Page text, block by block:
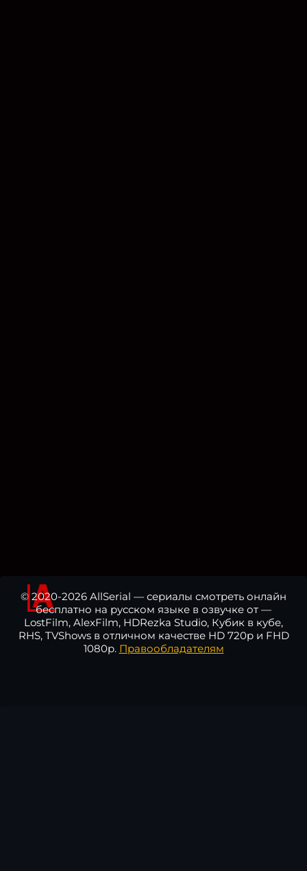
© 2020-2026 AllSerial — сериалы смотреть онлайн
бесплатно на русском языке в озвучке от —
LostFilm, AlexFilm, HDRezka Studio, Кубик в кубе,
RHS, TVShows в отличном качестве HD 720p и FHD
1080p. Правообладателям